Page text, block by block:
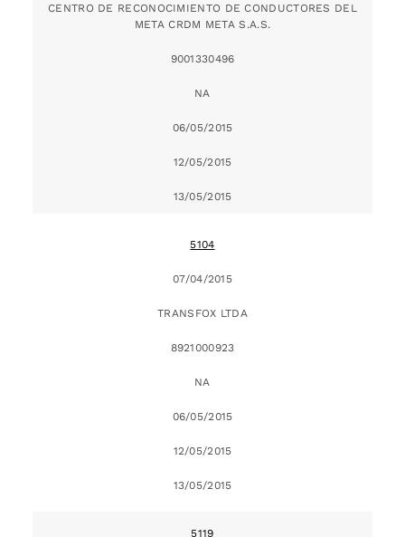
CENTRO DE RECONOCIMIENTO DE CONDUCTORES DEL
META CRDM META S.A.S.
9001330496
NA
06/05/2015
12/05/2015
13/05/2015
5104
07/04/2015
TRANSFOX LTDA
8921000923
NA
06/05/2015
12/05/2015
13/05/2015
5119